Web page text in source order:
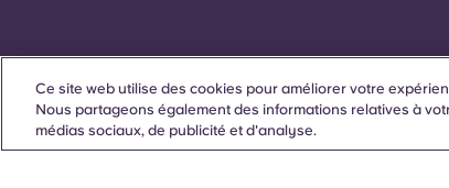
Contactez-nous
Ce site web utilise des cookies pour améliorer votre
Nous partageons également des informations relatives à
médias sociaux, de publicité et d'analyse.